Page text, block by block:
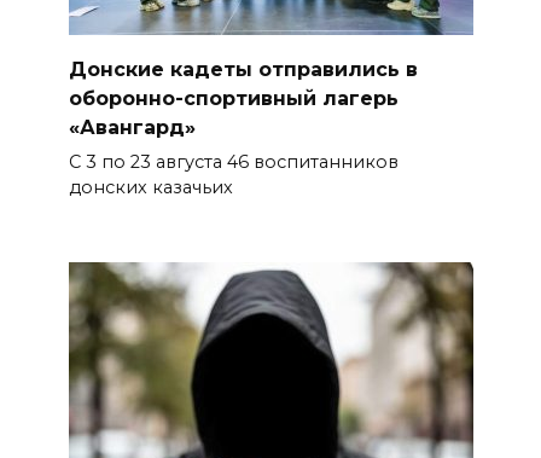
Донские кадеты отправились в
оборонно-спортивный лагерь
«Авангард»
С 3 по 23 августа 46 воспитанников
донских казачьих